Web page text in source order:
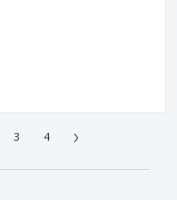
3 4 ›